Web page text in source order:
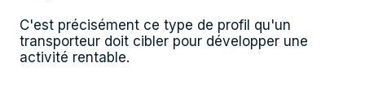
C'est précisément ce type de profil qu'un
transporteur doit cibler pour développer une
activité rentable.